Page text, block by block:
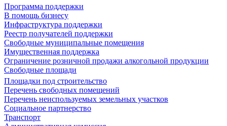
Программа поддержки
В помощь бизнесу
Инфраструктура поддержки
Реестр получателей поддержки
Свободные муниципальные помещения
Имущественная поддержка
Ограничение розничной продажи алкогольной продукции
Свободные площади
Площадки под строительство
Перечень свободных помещений
Перечень неиспользуемых земельных участков
Социальное партнерство
Транспорт